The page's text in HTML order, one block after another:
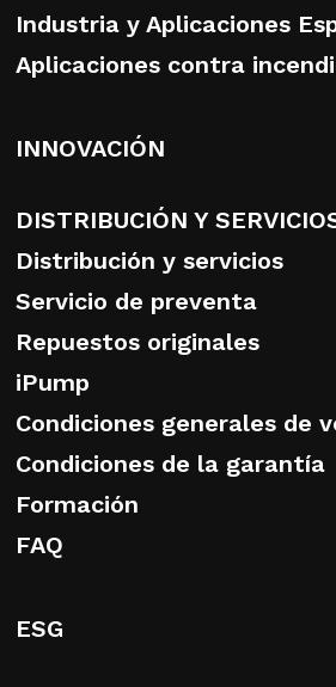
Industria y Aplicaciones
Aplicaciones contra
INNOVACIÓN
DISTRIBUCIÓN Y
Distribución y servicios
Servicio de preventa
Repuestos originales
iPump
Condiciones generales de
Condiciones de la garantía
Formación
FAQ
ESG